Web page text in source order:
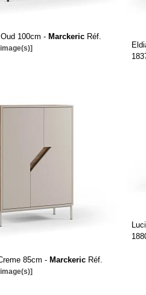
100cm - Marckeric Réf.
85cm - Marckeric Réf.